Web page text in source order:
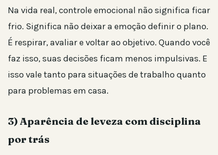
Na vida real, controle emocional não significa ficar
frio. Significa não deixar a emoção definir o plano.
É respirar, avaliar e voltar ao objetivo. Quando você
faz isso, suas decisões ficam menos impulsivas. E
isso vale tanto para situações de trabalho quanto
para problemas em casa.
3) Aparência de leveza com disciplina
por trás